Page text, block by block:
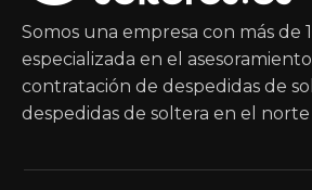
Somos una empresa con más de
especializada en el
contratación de despedidas de
despedidas de soltera en el norte